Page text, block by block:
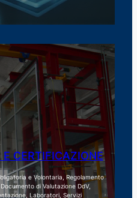
CERTIFICAZIONE
e Volontaria, Regolamento
di Valutazione DdV,
Laboratori, Servizi